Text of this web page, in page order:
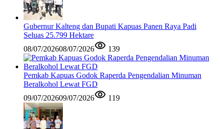
Gubernur Kalteng dan Bupati Kapuas Panen Raya Padi
Seluas 25.799 Hektare
08/07/202608/07/2026 139
Pemkab Kapuas Godok Raperda Pengendalian Minuman
Beralkohol Lewat FGD
09/07/202609/07/2026 119